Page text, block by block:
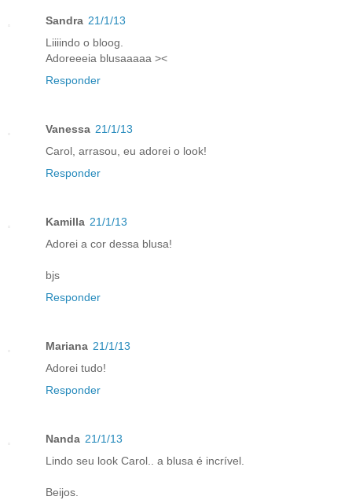
Sandra 21/1/13
Liiiindo o bloog.
Adoreeeia blusaaaaa ><
Responder
Vanessa 21/1/13
Carol, arrasou, eu adorei o look!
Responder
Kamilla 21/1/13
Adorei a cor dessa blusa!
bjs
Responder
Mariana 21/1/13
Adorei tudo!
Responder
Nanda 21/1/13
Lindo seu look Carol.. a blusa é incrível.
Beijos.